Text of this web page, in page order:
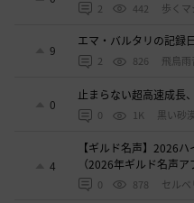
2 442 歩く
9
エマ・バルタリの記録
2 826 飛鳥雨
0
止まらない超高速成長
0 1K 黒い砂
4
【ギルド名声】2026
（2026年ギルド名声ア
0 878 セルベ